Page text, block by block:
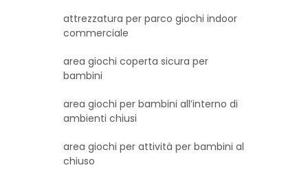
attrezzatura per parco giochi indoor
commerciale
area giochi coperta sicura per
bambini
area giochi per bambini all’interno di
ambienti chiusi
area giochi per attività per bambini al
chiuso